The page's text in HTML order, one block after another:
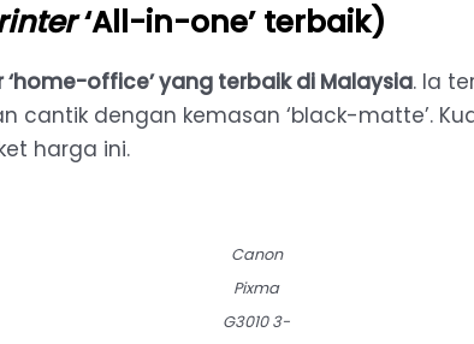
‘All-in-one’ terbaik)
office’ yang terbaik di Malaysia. Ia
cantik dengan kemasan ‘black-matte’.
harga ini.
Canon
Pixma
G3010 3-